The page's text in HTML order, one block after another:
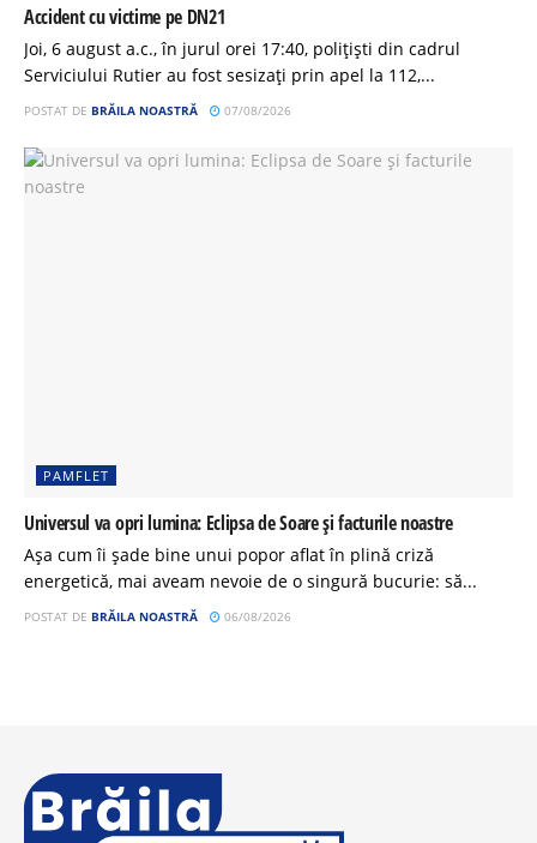
Accident cu victime pe DN21
Joi, 6 august a.c., în jurul orei 17:40, polițiști din cadrul
Serviciului Rutier au fost sesizați prin apel la 112,...
POSTAT DE BRĂILA NOASTRĂ 07/08/2026
PAMFLET
Universul va opri lumina: Eclipsa de Soare și facturile noastre
Așa cum îi șade bine unui popor aflat în plină criză
energetică, mai aveam nevoie de o singură bucurie: să...
POSTAT DE BRĂILA NOASTRĂ 06/08/2026